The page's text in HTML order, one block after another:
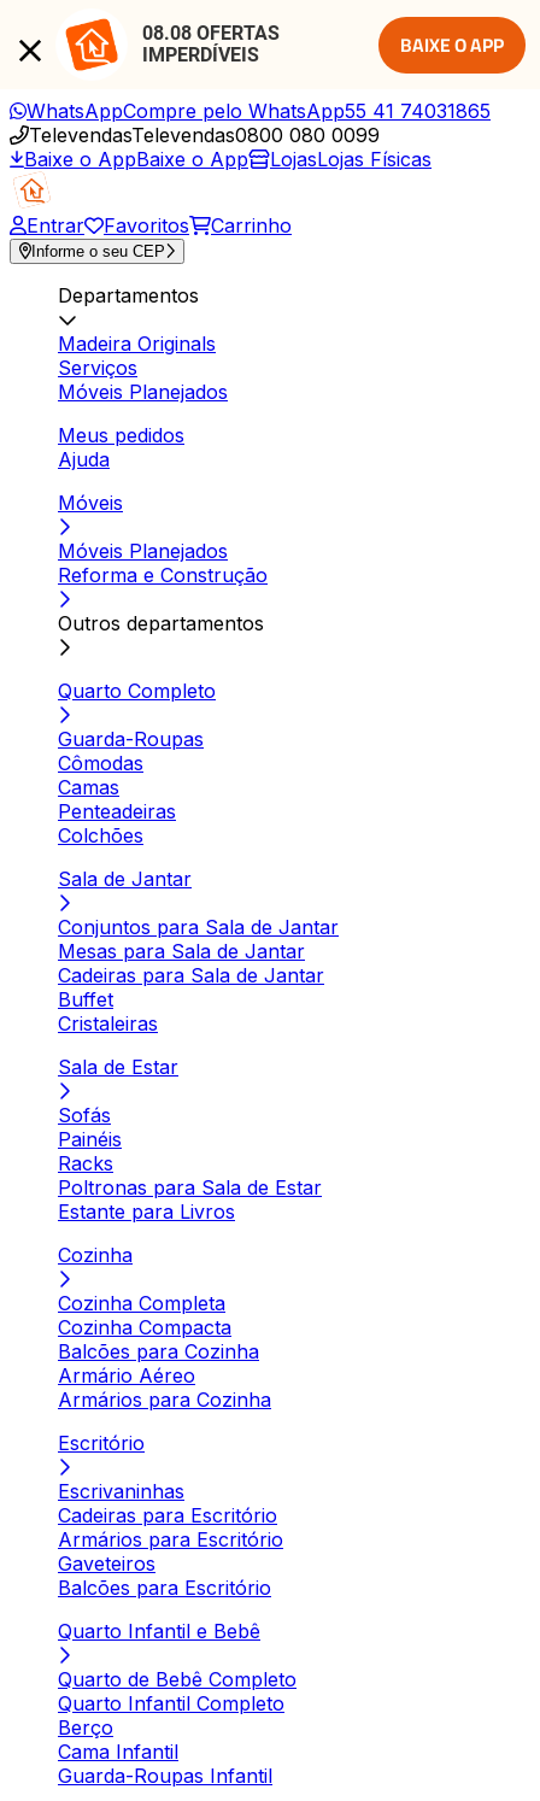
08.08 OFERTAS
IMPERDÍVEIS
BAIXE O APP
WhatsAppCompre pelo WhatsApp55 41 74031865
TelevendasTelevendas0800 080 0099
Baixe o AppBaixe o App LojasLojas Físicas
Entrar Favoritos Carrinho
Informe o seu CEP
Departamentos
Madeira Originals
Serviços
Móveis Planejados
Meus pedidos
Ajuda
Móveis
Móveis Planejados
Reforma e Construção
Outros departamentos
Quarto Completo
Guarda-Roupas
Cômodas
Camas
Penteadeiras
Colchões
Sala de Jantar
Conjuntos para Sala de Jantar
Mesas para Sala de Jantar
Cadeiras para Sala de Jantar
Buffet
Cristaleiras
Sala de Estar
Sofás
Painéis
Racks
Poltronas para Sala de Estar
Estante para Livros
Cozinha
Cozinha Completa
Cozinha Compacta
Balcões para Cozinha
Armário Aéreo
Armários para Cozinha
Escritório
Escrivaninhas
Cadeiras para Escritório
Armários para Escritório
Gaveteiros
Balcões para Escritório
Quarto Infantil e Bebê
Quarto de Bebê Completo
Quarto Infantil Completo
Berço
Cama Infantil
Guarda-Roupas Infantil